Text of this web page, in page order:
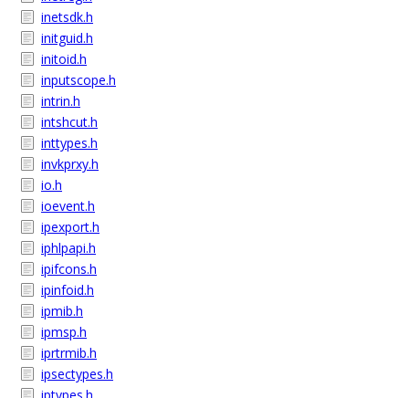
inetsdk.h
initguid.h
initoid.h
inputscope.h
intrin.h
intshcut.h
inttypes.h
invkprxy.h
io.h
ioevent.h
ipexport.h
iphlpapi.h
ipifcons.h
ipinfoid.h
ipmib.h
ipmsp.h
iprtrmib.h
ipsectypes.h